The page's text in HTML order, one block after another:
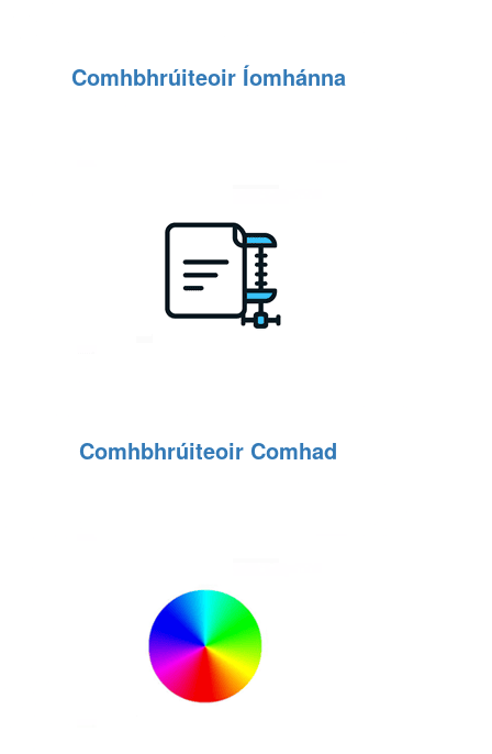
Comhbhrúiteoir Íomhánna
Comhbhrúiteoir Comhad